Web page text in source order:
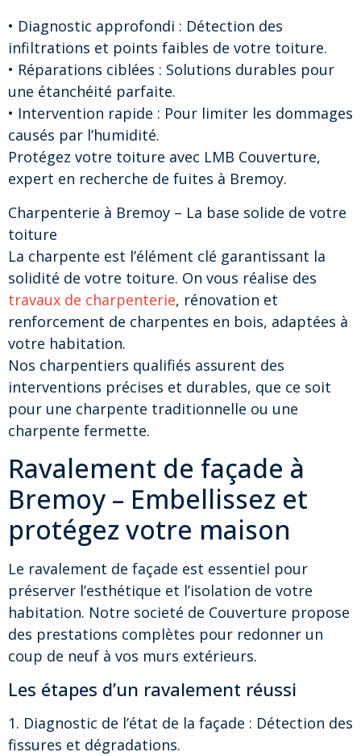
• Diagnostic approfondi : Détection des
infiltrations et points faibles de votre toiture.
• Réparations ciblées : Solutions durables pour
une étanchéité parfaite.
• Intervention rapide : Pour limiter les dommages
causés par l’humidité.
Protégez votre toiture avec LMB Couverture,
expert en recherche de fuites à Bremoy.
Charpenterie à Bremoy – La base solide de votre
toiture
La charpente est l’élément clé garantissant la
solidité de votre toiture. On vous réalise des
travaux de charpenterie, rénovation et
renforcement de charpentes en bois, adaptées à
votre habitation.
Nos charpentiers qualifiés assurent des
interventions précises et durables, que ce soit
pour une charpente traditionnelle ou une
charpente fermette.
Ravalement de façade à
Bremoy – Embellissez et
protégez votre maison
Le ravalement de façade est essentiel pour
préserver l’esthétique et l’isolation de votre
habitation. Notre societé de Couverture propose
des prestations complètes pour redonner un
coup de neuf à vos murs extérieurs.
Les étapes d’un ravalement réussi
1. Diagnostic de l’état de la façade : Détection des
fissures et dégradations.